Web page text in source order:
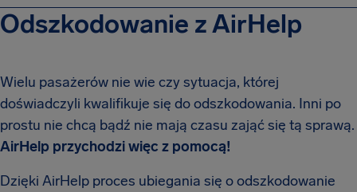
Odszkodowanie z AirHelp
Wielu pasażerów nie wie czy sytuacja, której
doświadczyli kwalifikuje się do odszkodowania. Inni po
prostu nie chcą bądź nie mają czasu zająć się tą sprawą.
AirHelp przychodzi więc z pomocą!
Dzięki AirHelp proces ubiegania się o odszkodowanie